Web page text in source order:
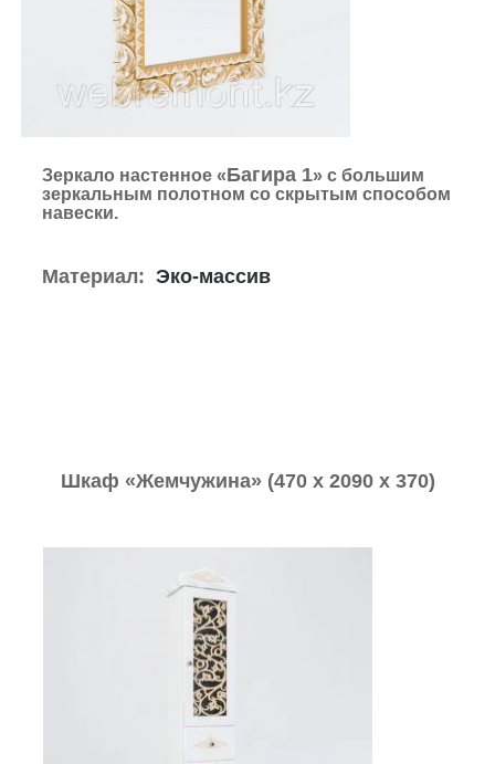
Зеркало настенное «Багира 1» с большим
зеркальным полотном со скрытым способом
навески.
Материал: Эко-массив
Шкаф «Жемчужина» (470 х 2090 х 370)